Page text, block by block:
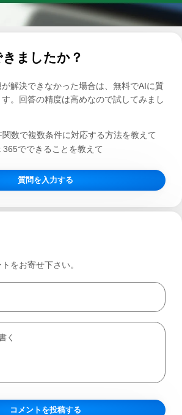
ましたか？
解決できなかった場合は、無料でAIに質
。回答の精度は高めなので試してみまし
関数で複数条件に対応する方法を教えて
365でできることを教えて
質問を入力する
をお寄せ下さい。